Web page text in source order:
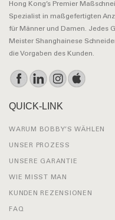
Hong Kong’s Premier
Spezialist in maßgefertigten
für Männer und Damen. Jedes
Meister Shanghainese
die Vorgaben des Kunden.
QUICK-LINK
WARUM BOBBY’S WÄHLEN
UNSER PROZESS
UNSERE GARANTIE
WIE MISST MAN
KUNDEN REZENSIONEN
FAQ